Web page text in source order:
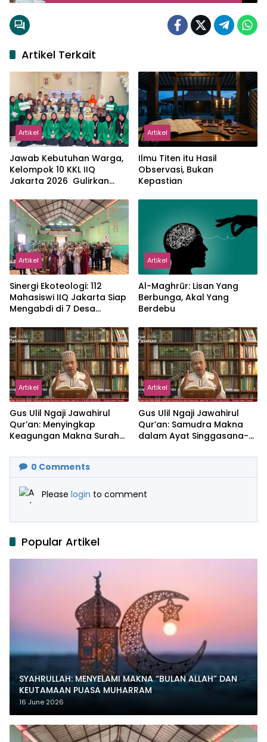
Artikel Terkait
Artikel
Jawab Kebutuhan Warga,
Kelompok 10 KKL IIQ
Jakarta 2026 Gulirkan
Sukamanah
Artikel
Ilmu Titen itu Hasil
Observasi, Bukan
Kepastian
Artikel
‎Sinergi Ekoteologi: 112
Mahasiswi IIQ Jakarta Siap
Mengabdi di 7 Desa
Artikel
Al-Maghrūr: Lisan Yang
Berbunga, Akal Yang
Berdebu
Artikel
Gus Ulil Ngaji Jawahirul
Qur’an: Menyingkap
Keagungan Makna Surah
Artikel
Gus Ulil Ngaji Jawahirul
Qur’an: Samudra Makna
dalam Ayat Singgasana-
0 Comments
Please login to comment
Popular Artikel
SYAHRULLAH: MENYELAMI MAKNA “BULAN ALLAH” DAN
KEUTAMAAN PUASA MUHARRAM
16 June 2026